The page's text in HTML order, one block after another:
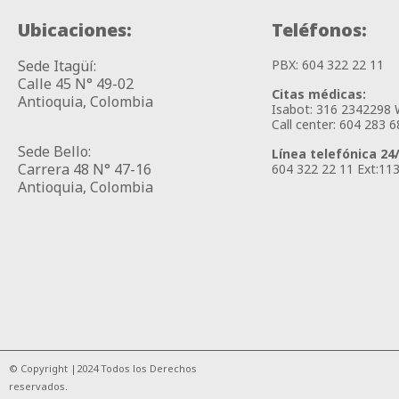
Ubicaciones:
Sede Itagüí:
Calle 45 N° 49-02
Antioquia, Colombia
Sede Bello:
Carrera 48 N° 47-16
Antioquia, Colombia
Teléfonos:​
PBX: 604 322 22 11
Citas médicas:
Isabot: 316 2342298
Call center: 604 283
Línea telefónica
604 322 22 11
© Copyright |2024 Todos los Derechos
reservados.